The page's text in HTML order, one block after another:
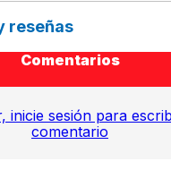
reseñas
Comentarios
inicie sesión para
comentario